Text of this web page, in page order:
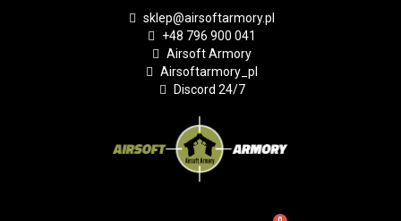
sklep@airsoftarmory.pl
+48 796 900 041
Airsoft Armory
Airsoftarmory_pl
Discord 24/7